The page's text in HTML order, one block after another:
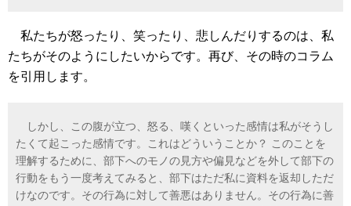
私たちが怒ったり、笑ったり、悲しんだりするのは、私
たちがそのようにしたいからです。再び、その時のコラム
を引用します。
しかし、この腹が立つ、怒る、嘆くといった感情は私がそうし
たくて起こった感情です。これはどういうことか？ このことを
理解するために、部下へのモノの見方や偏見などを外して部下の
行動をもう一度考えてみると、部下はただ私に資料を返却しただ
けなのです。その行為に対して善悪はありません。その行為に善